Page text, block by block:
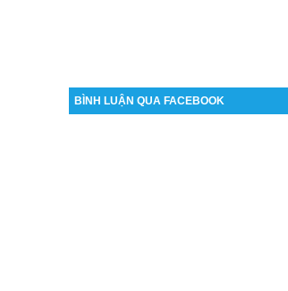
BÌNH LUẬN QUA FACEBOOK